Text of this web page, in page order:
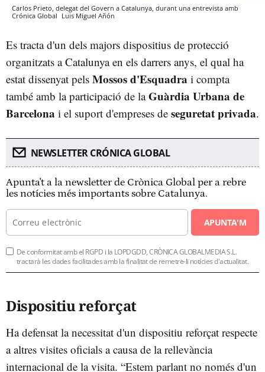
Carlos Prieto, delegat del Govern a Catalunya, durant una entrevista amb
Crónica Global Luis Miguel Añón
Es tracta d'un dels majors dispositius de protecció
organitzats a Catalunya en els darrers anys, el qual ha
estat dissenyat pels Mossos d'Esquadra i compta
també amb la participació de laGuàrdia Urbana de
Barcelona i el suport d'empreses de seguretat privada.
NEWSLETTER CRÓNICA GLOBAL
Apunta't a la newsletter de Crònica Global per a rebre
les notícies més importants sobre Catalunya.
APUNTA'M
De conformitat amb el RGPD i la LOPDGDD, CRÒNICA GLOBALMEDIA S.L.
tractarà les dades facilitades amb la finalitat de remetre-li notícies d'actualitat.
Dispositiu reforçat
Ha defensat la necessitat d'un dispositiu reforçat respecte
a altres visites oficials a causa de la rellevància
internacional de la visita. “Estem parlant no només d'un